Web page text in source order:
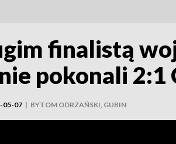
finalistą
pokonali 2:1
05-07 | BYTOM ODRZAŃSKI, GUBIN